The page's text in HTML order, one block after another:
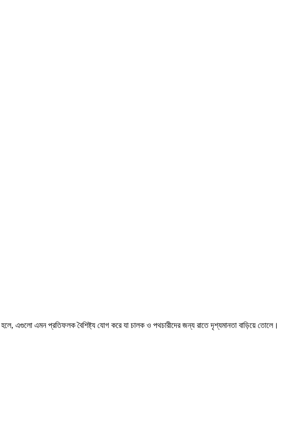
এগুলো এমন প্রতিফলক বৈশিষ্ট্য যোগ করে যা চালক ও পথচারীদের জন্য রাতে দৃশ্যমানতা বাড়িয়ে তোলে।